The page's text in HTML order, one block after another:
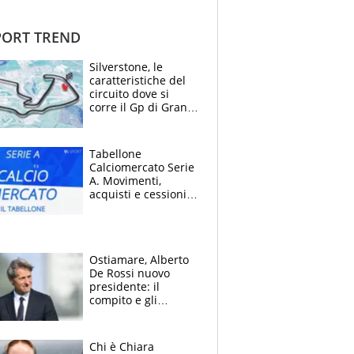
TREND
Silverstone, le
caratteristiche del
circuito dove si
corre il Gp di Gran
Tabellone
Calciomercato Serie
A. Movimenti,
acquisti e cessioni:
Ostiamare, Alberto
De Rossi nuovo
presidente: il
compito e gli
Chi è Chiara